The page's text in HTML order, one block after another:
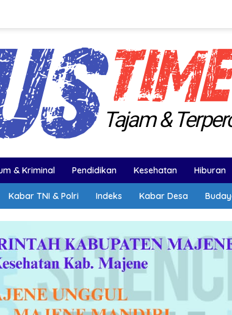
& Kriminal Pendidikan Kesehatan Hiburan
Kabar TNI & Polri Indeks Kabar Desa